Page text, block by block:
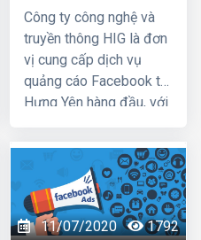
Yên giá rẻ, uy tín
Công ty công nghệ và
truyền thông HIG là đơn
vị cung cấp dịch vụ
quảng cáo Facebook tại
Hưng Yên hàng đầu, với
chạy quảng cáo cho
hàng trăm khách hàng
lớn nhỏ ở Hà Nội và các
tỉnh Miền Bắc, chúng tôi
chắc chắn sẽ giúp quý
11/07/2020 1792